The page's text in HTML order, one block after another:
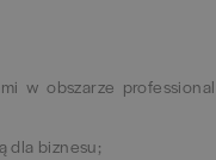
w obszarze professional
dla biznesu;